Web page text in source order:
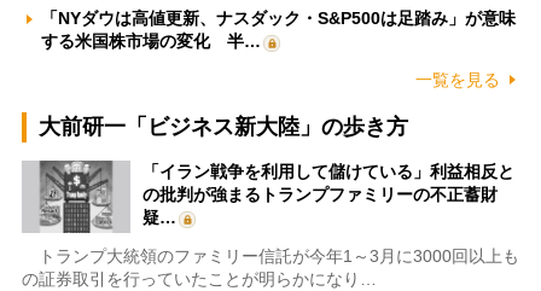
「NYダウは高値更新、ナスダック・S&P500は足踏み」が意味
する米国株市場の変化 半…
一覧を見る
大前研一「ビジネス新大陸」の歩き方
「イラン戦争を利用して儲けている」利益相反と
の批判が強まるトランプファミリーの不正蓄財
疑…
トランプ大統領のファミリー信託が今年1～3月に3000回以上も
の証券取引を行っていたことが明らかになり…